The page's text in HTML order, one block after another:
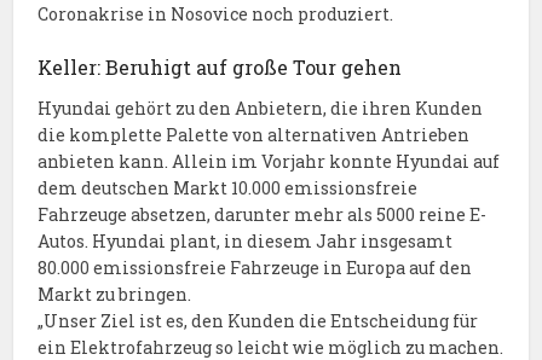
Coronakrise in Nosovice noch produziert.
Keller: Beruhigt auf große Tour gehen
Hyundai gehört zu den Anbietern, die ihren Kunden
die komplette Palette von alternativen Antrieben
anbieten kann. Allein im Vorjahr konnte Hyundai auf
dem deutschen Markt 10.000 emissionsfreie
Fahrzeuge absetzen, darunter mehr als 5000 reine E-
Autos. Hyundai plant, in diesem Jahr insgesamt
80.000 emissionsfreie Fahrzeuge in Europa auf den
Markt zu bringen.
„Unser Ziel ist es, den Kunden die Entscheidung für
ein Elektrofahrzeug so leicht wie möglich zu machen.